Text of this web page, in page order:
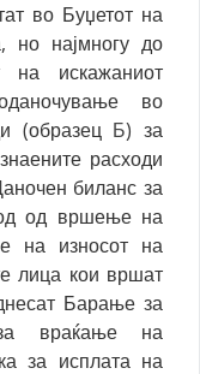
во Буџетот на
но најмногу до
искажаниот
во
(образец Б) за
расходи
биланс за
од вршење на
на износот на
лица кои вршат
Барање за
враќање на
за исплата на